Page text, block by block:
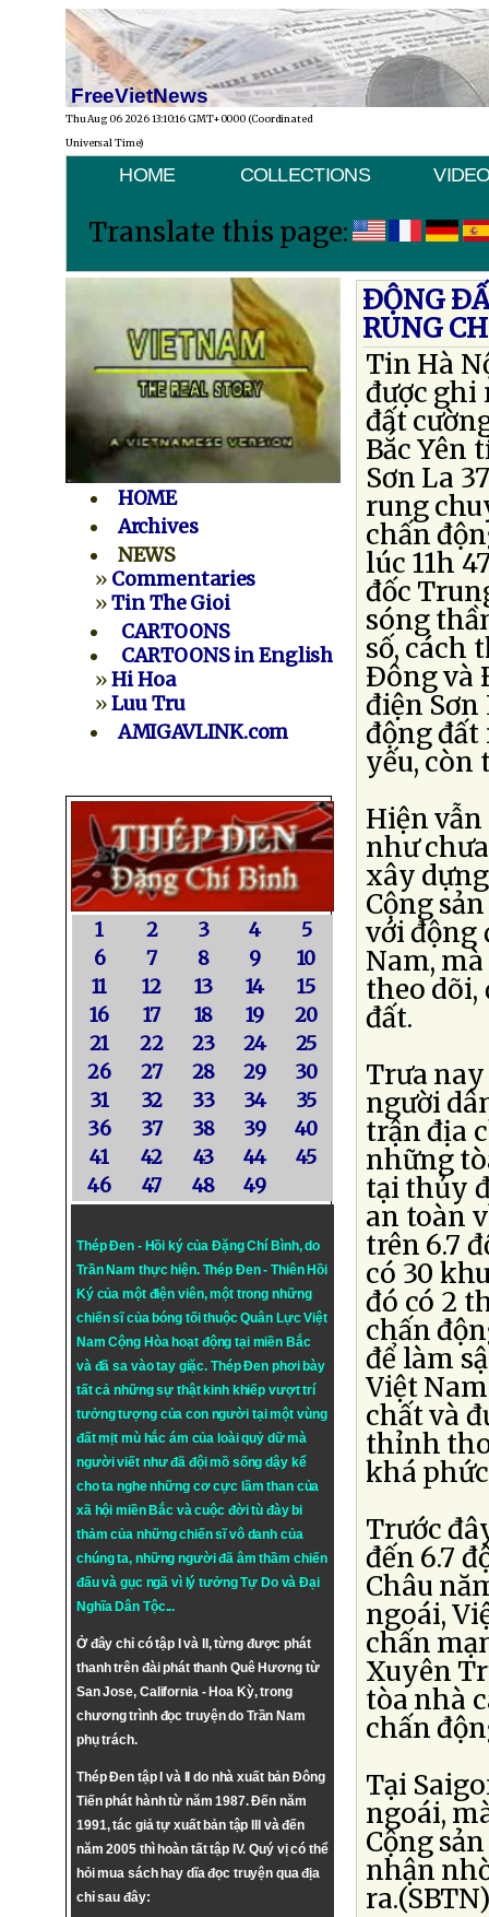
FreeVietNews
Thu Aug 06 2026 13:10:16 GMT+0000 (Coordinated
Universal Time)
HOME COLLECTIONS
Translate this page:
HOME
Archives
NEWS
» Commentaries
»Tin The Gioi
CARTOONS
CARTOONS in English
»Hi Hoa
»Luu Tru
AMIGAVLINK.com
1 2 3 4
5
6
7 8 9
10
11
12 13 14
15
16
17 18 19
20
21
22 23 24
25
26
27 28 29
30
31
32 33 34
35
36
37 38 39
40
41
42 43 44
45
46
47 48 49
Thép Đen - Hồi ký của Đặng Chí Bình, do
Trần Nam thực hiện. Thép Đen- Thiên Hồi
Ký của một điện viên, một trong những
chiến sĩ của bóng tối thuộc Quân Lực Việt
Nam Cộng Hòa hoạt động tại miền Bắc
và đã sa vào tay giặc. Thép Đen phơi bày
tất cả những sự thật kinh khiếp vượt trí
tưởng tượng của con người tại một vùng
đất mịt mù hắc ám của loài quỷ dữ mà
người viết như đã đội mồ sống dậy kể
cho ta nghe những cơ cực lầm than của
xã hội miền Bắc và cuộc đời tù đày bi
thảm của những chiến sĩ vô danh của
chúng ta, những người đã âm thầm chiến
đấu và gục ngã vì lý tưởngTự DovàĐại
Nghĩa Dân Tộc...
Ở đây chỉ có tập I và II, từng được phát
thanh trên đài phát thanh Quê Hương từ
San Jose, California - Hoa Kỳ, trong
chương trình đọc truyện do Trần Nam
phụ trách.
Thép Đen tập I và II do nhà xuất bản Đông
Tiến phát hành từ năm 1987. Đến năm
1991, tác giả tự xuất bản tập III và đến
năm 2005 thì hoàn tất tập IV. Quý vị có thể
hỏi mua sách hay dĩa đọc truyện qua địa
chỉ sau đây:
ÐỘNG
RUNG
Tin Hà
được ghi
đất
Bắc Yên
Sơn La
rung
chấn
lúc 11h
đốc
sóng
số, cách
Ðông và
điện Sơn
động đất
yếu, còn
Hiện
như
xây
Cộng
với động
Nam,
theo dõi,
đất.
Trưa
người
trận địa
những
tại thủy
an toàn
trên 6.7
có 30
đó có 2
chấn
để làm
Việt
chất và
thỉnh
khá
Trước
đến 6.7
Châu
ngoái,
chấn
Xuyên
tòa nhà
chấn
Tại
ngoái,
Cộng
nhận